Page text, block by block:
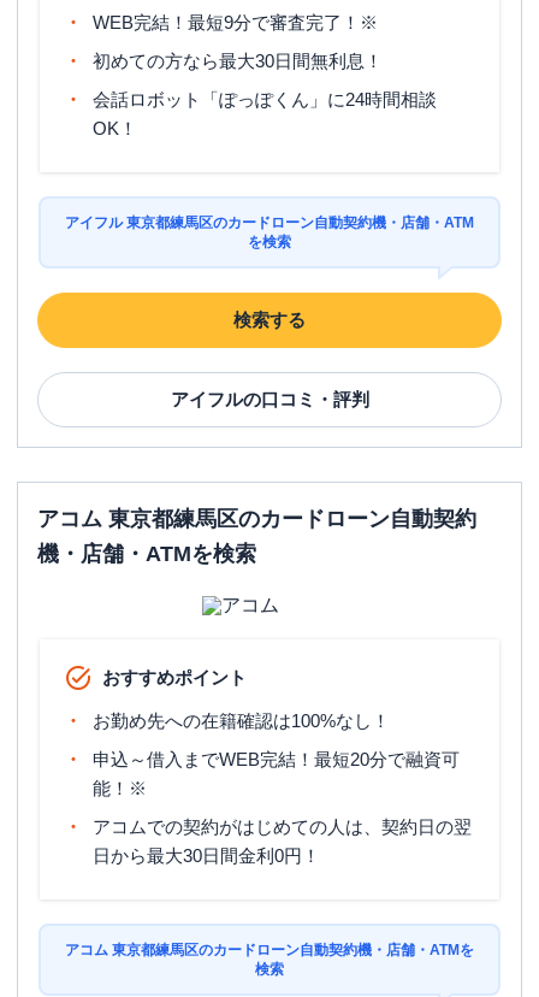
WEB完結！最短9分で審査完了！※
初めての方なら最大30日間無利息！
会話ロボット「ぽっぽくん」に24時間相談
OK！
アイフル 東京都練馬区のカードローン自動契約機・店舗・ATM
を検索
検索する
アイフルの口コミ・評判
アコム 東京都練馬区のカードローン自動契約
機・店舗・ATMを検索
おすすめポイント
お勤め先への在籍確認は100%なし！
申込～借入までWEB完結！最短20分で融資可
能！※
アコムでの契約がはじめての人は、契約日の翌
日から最大30日間金利0円！
アコム 東京都練馬区のカードローン自動契約機・店舗・ATMを
検索